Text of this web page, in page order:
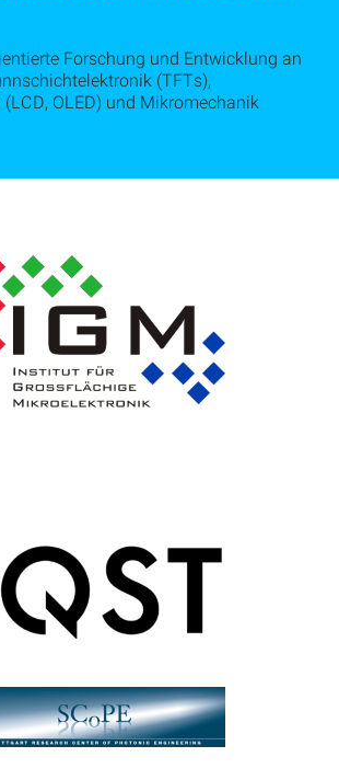
Forschung und Entwicklung an
(TFTs),
OLED) und Mikromechanik